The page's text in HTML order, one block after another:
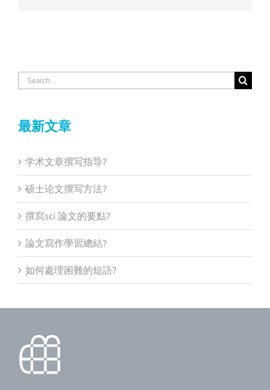
Search
for:
最新文章
学术文章撰写指导?
硕士论文撰写方法?
撰寫sci 論文的要點?
論文寫作學習總結?
如何處理困難的短語?